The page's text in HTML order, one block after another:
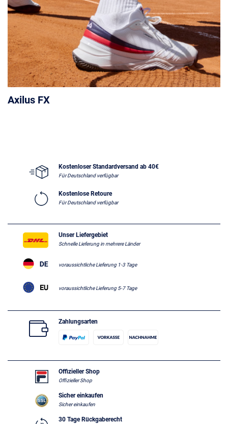
Axilus FX
Kostenloser Standardversand ab 40€
Für Deutschland verfügbar
Kostenlose Retoure
Für Deutschland verfügbar
Unser Liefergebiet
Schnelle Lieferung in mehrere Länder
voraussichtliche Lieferung 1-3 Tage
voraussichtliche Lieferung 5-7 Tage
Zahlungsarten
Offizieller Shop
Offizieller Shop
Sicher einkaufen
Sicher einkaufen
30 Tage Rückgaberecht